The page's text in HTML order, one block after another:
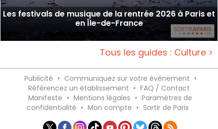
Les festivals de musique de la rentrée 2026 à Paris et
en Île-de-France
Tous les guides : Culture >
Publicité • Communiquez sur votre événement •
Référencez un établissement • FAQ / Contact
Manifeste • Mentions légales • Paramètres de
confidentialité • Mon compte • Sortir de Paris